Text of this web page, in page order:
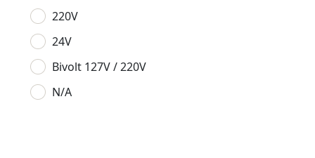
220V
24V
Bivolt 127V / 220V
N/A